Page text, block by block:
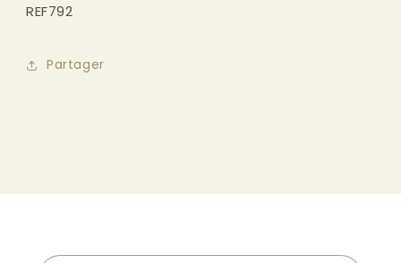
REF792
Partager